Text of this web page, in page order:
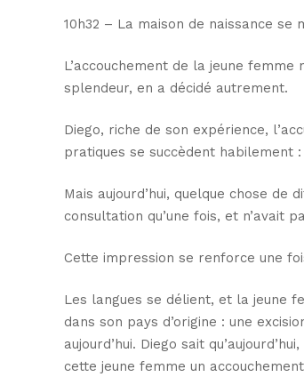
10h32 – La maison de naissance se
L’accouchement de la jeune
splendeur, en a décidé autrement.
Diego, riche de son expérience,
pratiques se succèdent habilement
Mais aujourd’hui, quelque chose
consultation qu’une fois, et n’avait
Cette impression se renforce une
Les langues se délient, et la jeune
dans son pays d’origine : une
aujourd’hui. Diego sait
cette jeune femme un